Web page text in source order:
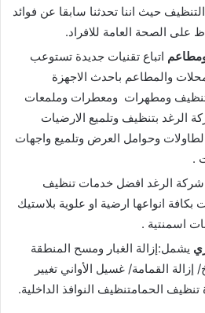
حيث اننا تحدثنا سابقا عن فوائد
على الصحة العامة للافراد.
اتباع تقنيات جديدة تستوعب
والمطاعم باحدث الاجهزة
تنظيف ومطهرات ومعطرات وملمعات
الرغد بتنظيف وتلميع الارضيات
وحوامل العرض وتلميع واجهات
.
شركة الرغد افضل خدمات تنظيف
بكافة انواعها ارضية او علوية بلاستيك
اسمنتية .
يشمل:إزالة الغبار ومسح المنطقة
القمامة/ غسيل الأواني تغيير
تنظيف الحمامتنظيف النوافذ الداخلية.